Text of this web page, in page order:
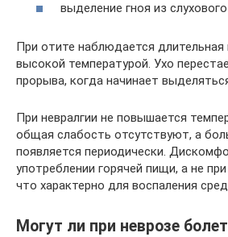
выделение гноя из
При отите наблюдается
высокой температурой. Ухо
прорыва, когда начинает
При невралгии не повышается
общая слабость отсутствуют, а
появляется периодически.
употреблении горячей пищи, а не
что характерно для воспаления
Могут ли при неврозе